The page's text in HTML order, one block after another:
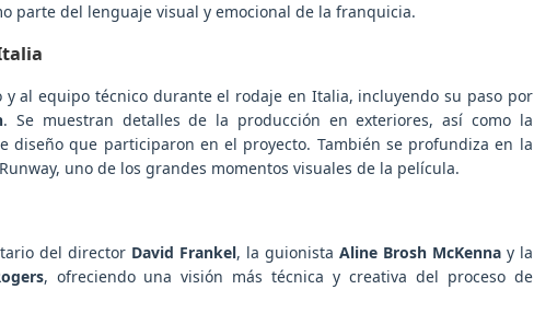
parte del lenguaje visual y emocional de la franquicia.
y al equipo técnico durante el rodaje en Italia, incluyendo su paso por
. Se muestran detalles de la producción en exteriores, así como la
diseño que participaron en el proyecto. También se profundiza en la
uno de los grandes momentos visuales de la película.
del director David Frankel, la guionista Aline Brosh McKennay la
, ofreciendo una visión más técnica y creativa del proceso de